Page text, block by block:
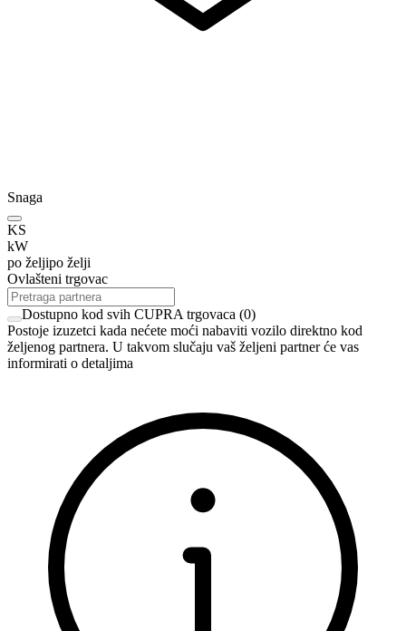
Snaga
KS
kW
po željipo želji
Ovlašteni trgovac
Dostupno kod svih CUPRA trgovaca (0)
Postoje izuzetci kada nećete moći nabaviti vozilo direktno kod
željenog partnera. U takvom slučaju vaš željeni partner će vas
informirati o detaljima